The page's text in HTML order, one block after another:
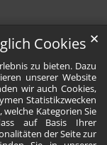
Cookies
zu bieten. Dazu
unserer Website
wir auch Cookies,
Statistikzwecken
Kategorien Sie
auf Basis Ihrer
der Seite zur
✕